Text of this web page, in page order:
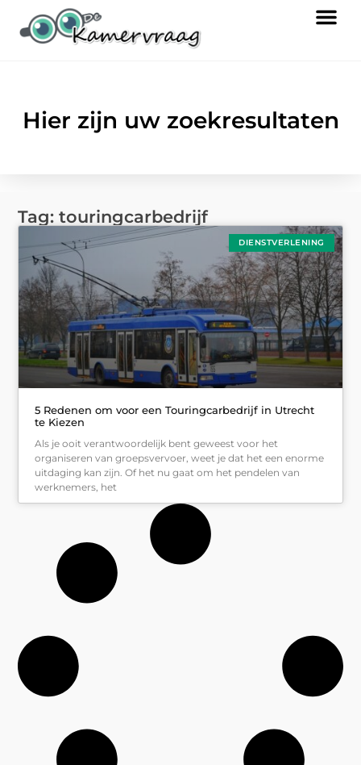
Hier zijn uw zoekresultaten
Tag: touringcarbedrijf
DIENSTVERLENING
5 Redenen om voor een Touringcarbedrijf in Utrecht
te Kiezen
Als je ooit verantwoordelijk bent geweest voor het
organiseren van groepsvervoer, weet je dat het een enorme
uitdaging kan zijn. Of het nu gaat om het pendelen van
werknemers, het